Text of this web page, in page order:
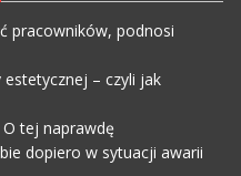
pracowników, podnosi
estetycznej – czyli jak
tej naprawdę
dopiero w sytuacji awarii